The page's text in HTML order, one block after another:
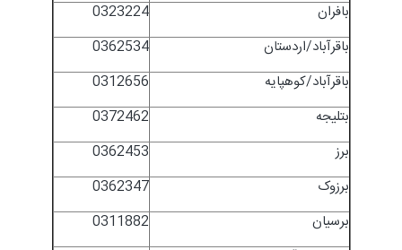
0323224
بافران
0362534
باقرآباد/اردستان
0312656
باقرآباد/کوهپایه
0372462
بتلیجه
0362453
برز
0362347
برزوک
0311882
برسیان